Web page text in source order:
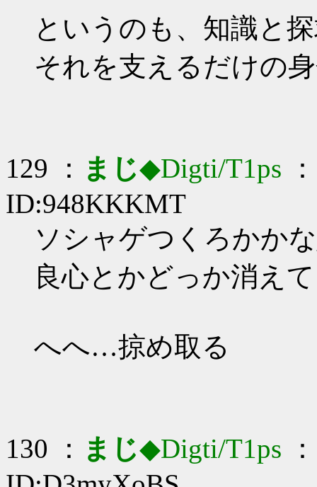
というのも、知識と
それを支えるだけの
129 ： まじ◆Digti/T1ps
ID:948KKKMT
ソシャゲつくろかか
良心とかどっか消え
へへ…掠め取る
130 ： まじ◆Digti/T1ps